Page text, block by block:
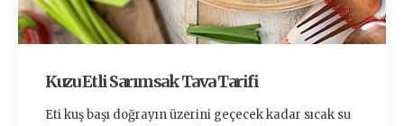
Kuzu Etli Sarımsak Tava Tarifi
Eti kuş başı doğrayın üzerini geçecek kadar sıcak su